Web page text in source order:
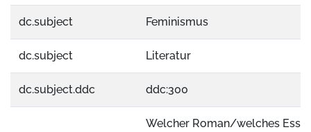
dc.subject Feminismus
dc.subject Literatur
dc.subject.ddc ddc:300
Welcher Roman/welches